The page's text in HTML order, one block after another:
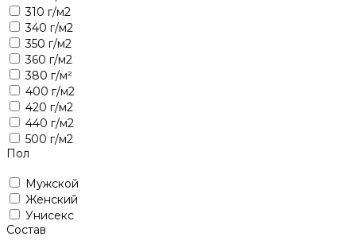
310 г/м2
340 г/м2
350 г/м2
360 г/м2
380 г/м²
400 г/м2
420 г/м2
440 г/м2
500 г/м2
Пол
Мужской
Женский
Унисекс
Состав